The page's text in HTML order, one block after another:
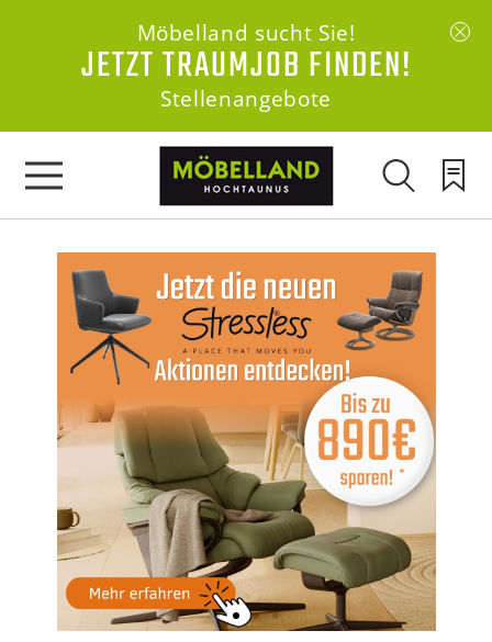
Möbelland sucht Sie!
JETZT TRAUMJOB FINDEN!
Stellenangebote